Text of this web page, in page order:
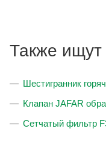
Также ищут
Шестигранник
Клапан JAFAR
Сетчатый фильтр